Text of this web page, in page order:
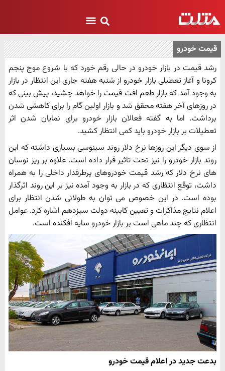
قیمت خودرو
رشد قیمت در بازار خودرو در حالی رقم خورد که با شروع موج پنجم
کرونا و آغاز تعطیلی بازار خودرو از شنبه هفته جاری این انتظار در بازار
به وجود آمد که بازار طعم افت قیمت را خواهد چشید، پیش بینی که
در روزهای آخر هفته محقق شد و بازار اولین گام را برای کاهشی شدن
برداشت. اما به گفته فعالان بازار خودرو برای نمایان شدن اثر
تعطیلات بر بازار خودرو باید کمی انتظار کشید.
از سوی دیگر این روزها نرخ دلار روند سینوسی بسیاری داشته که این
روند بازار خودرو را نیز تحت تاثیر قرار داده است. علاوه بر ریز نوسان
های نرخ دلار که رشد قیمت خودروهای پرطرفدار داخلی را به همراه
داشت، توقع انتظاری که در بازار به وجود آمده نیز بر این روند اثرگذار
بوده است. در این خصوص می توان به طولانی شدن انتظار برای
اعلام نتایج مذاکرات و تعیین کابینه دولت سیزدهم اشاره کرد. عوامل
انتظاری که چند ماهی است بر بازار خودرو سایه افکنده است.
بدعت جدید در اعلام قیمت خودرو